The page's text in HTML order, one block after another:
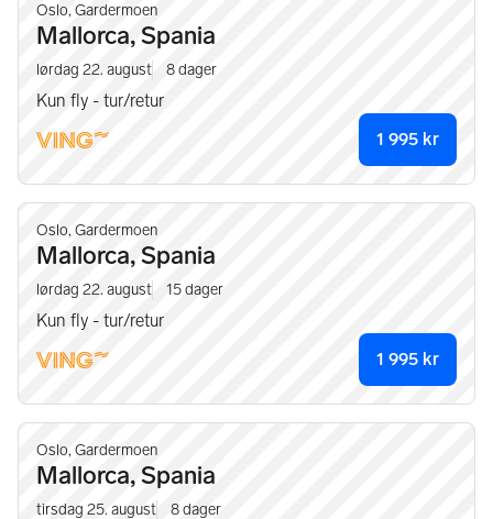
Oslo, Gardermoen
Mallorca, Spania
lørdag 22. august 8dager
Kun fly - tur/retur
1 995 kr
Oslo, Gardermoen
Mallorca, Spania
lørdag 22. august 15dager
Kun fly - tur/retur
1 995 kr
Oslo, Gardermoen
Mallorca, Spania
tirsdag 25. august 8dager